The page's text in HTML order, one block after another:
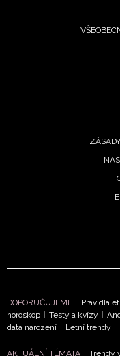
Přihlášením k
podmínkami
potvrzujete, že jste
ochrany soukromí
DOPORUČUJEME Pravidla
horoskop
Testy a kvízy
data narození
Letní trendy
AKTUÁLNÍ TÉMATA Trendy